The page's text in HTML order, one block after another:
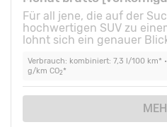
Für all jene, die auf der
hochwertigen SUV zu
lohnt sich ein genauer
Verbrauch: kombiniert: 7,3 l/100 km*
g/km CO2*